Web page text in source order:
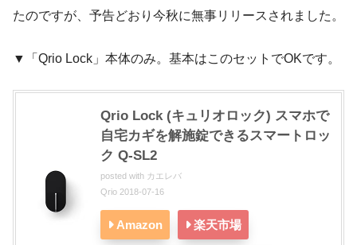
たのですが、予告どおり今秋に無事リリースされました。
▼「Qrio Lock」本体のみ。基本はこのセットでOKです。
Qrio Lock (キュリオロック) スマホで
自宅カギを解施錠できるスマートロッ
ク Q-SL2
posted with カエレバ
Qrio 2018-07-16
Amazon 楽天市場